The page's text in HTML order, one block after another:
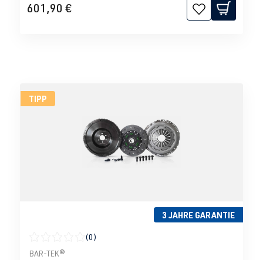
601,90 €
TIPP
3 JAHRE GARANTIE
Durchschnittliche Bewertung von 0 von 5 Sternen
(0)
BAR-TEK®